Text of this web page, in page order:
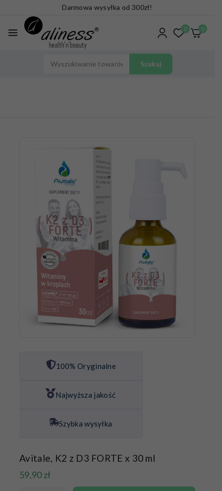
Darmowa wysyłka od 300zł!
0 0
Szukaj
100% Oryginalne
Najwyższa jakość
Szybka wysyłka
Avitale, K2 z D3 FORTE x 30 ml
59,90zł